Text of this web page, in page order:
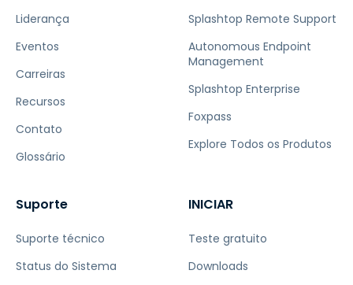
Liderança
Eventos
Carreiras
Recursos
Contato
Glossário
Splashtop Remote Support
Autonomous Endpoint
Management
Splashtop Enterprise
Foxpass
Explore Todos os Produtos
Suporte
Suporte técnico
Status do Sistema
INICIAR
Teste gratuito
Downloads